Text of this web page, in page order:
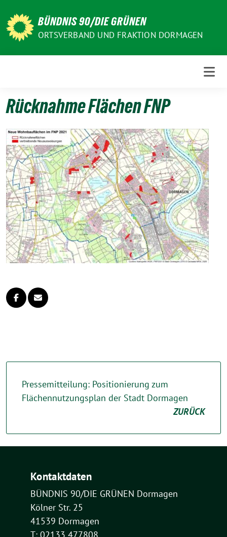
zum
Inhalt
BÜNDNIS 90/DIE GRÜNEN
ORTSVERBAND UND FRAKTION DORMAGEN
Rücknahme Flächen FNP
Pressemitteilung: Positionierung zum
Flächennutzungsplan der Stadt Dormagen
ZURÜCK
Kontaktdaten
BÜNDNIS 90/DIE GRÜNEN Dormagen
Kölner Str. 25
41539 Dormagen